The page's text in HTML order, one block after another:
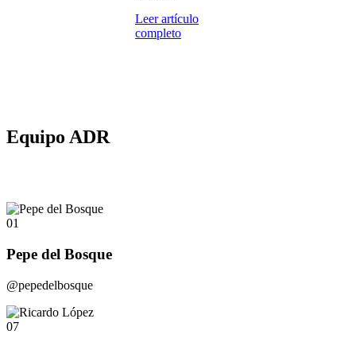
Leer artículo
completo
Equipo ADR
01
Pepe del Bosque
@pepedelbosque
07